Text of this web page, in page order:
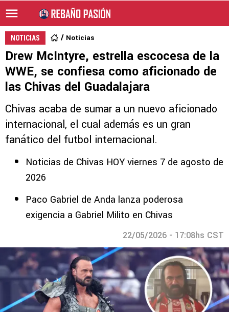
NOTICIAS Noticias
Drew McIntyre, estrella escocesa de la
WWE, se confiesa como aficionado de
las Chivas del Guadalajara
Chivas acaba de sumar a un nuevo aficionado
internacional, el cual además es un gran
fanático del futbol internacional.
Noticias de Chivas HOY viernes 7 de agosto de
2026
Paco Gabriel de Anda lanza poderosa
exigencia a Gabriel Milito en Chivas
22/05/2026 - 17:08hs CST